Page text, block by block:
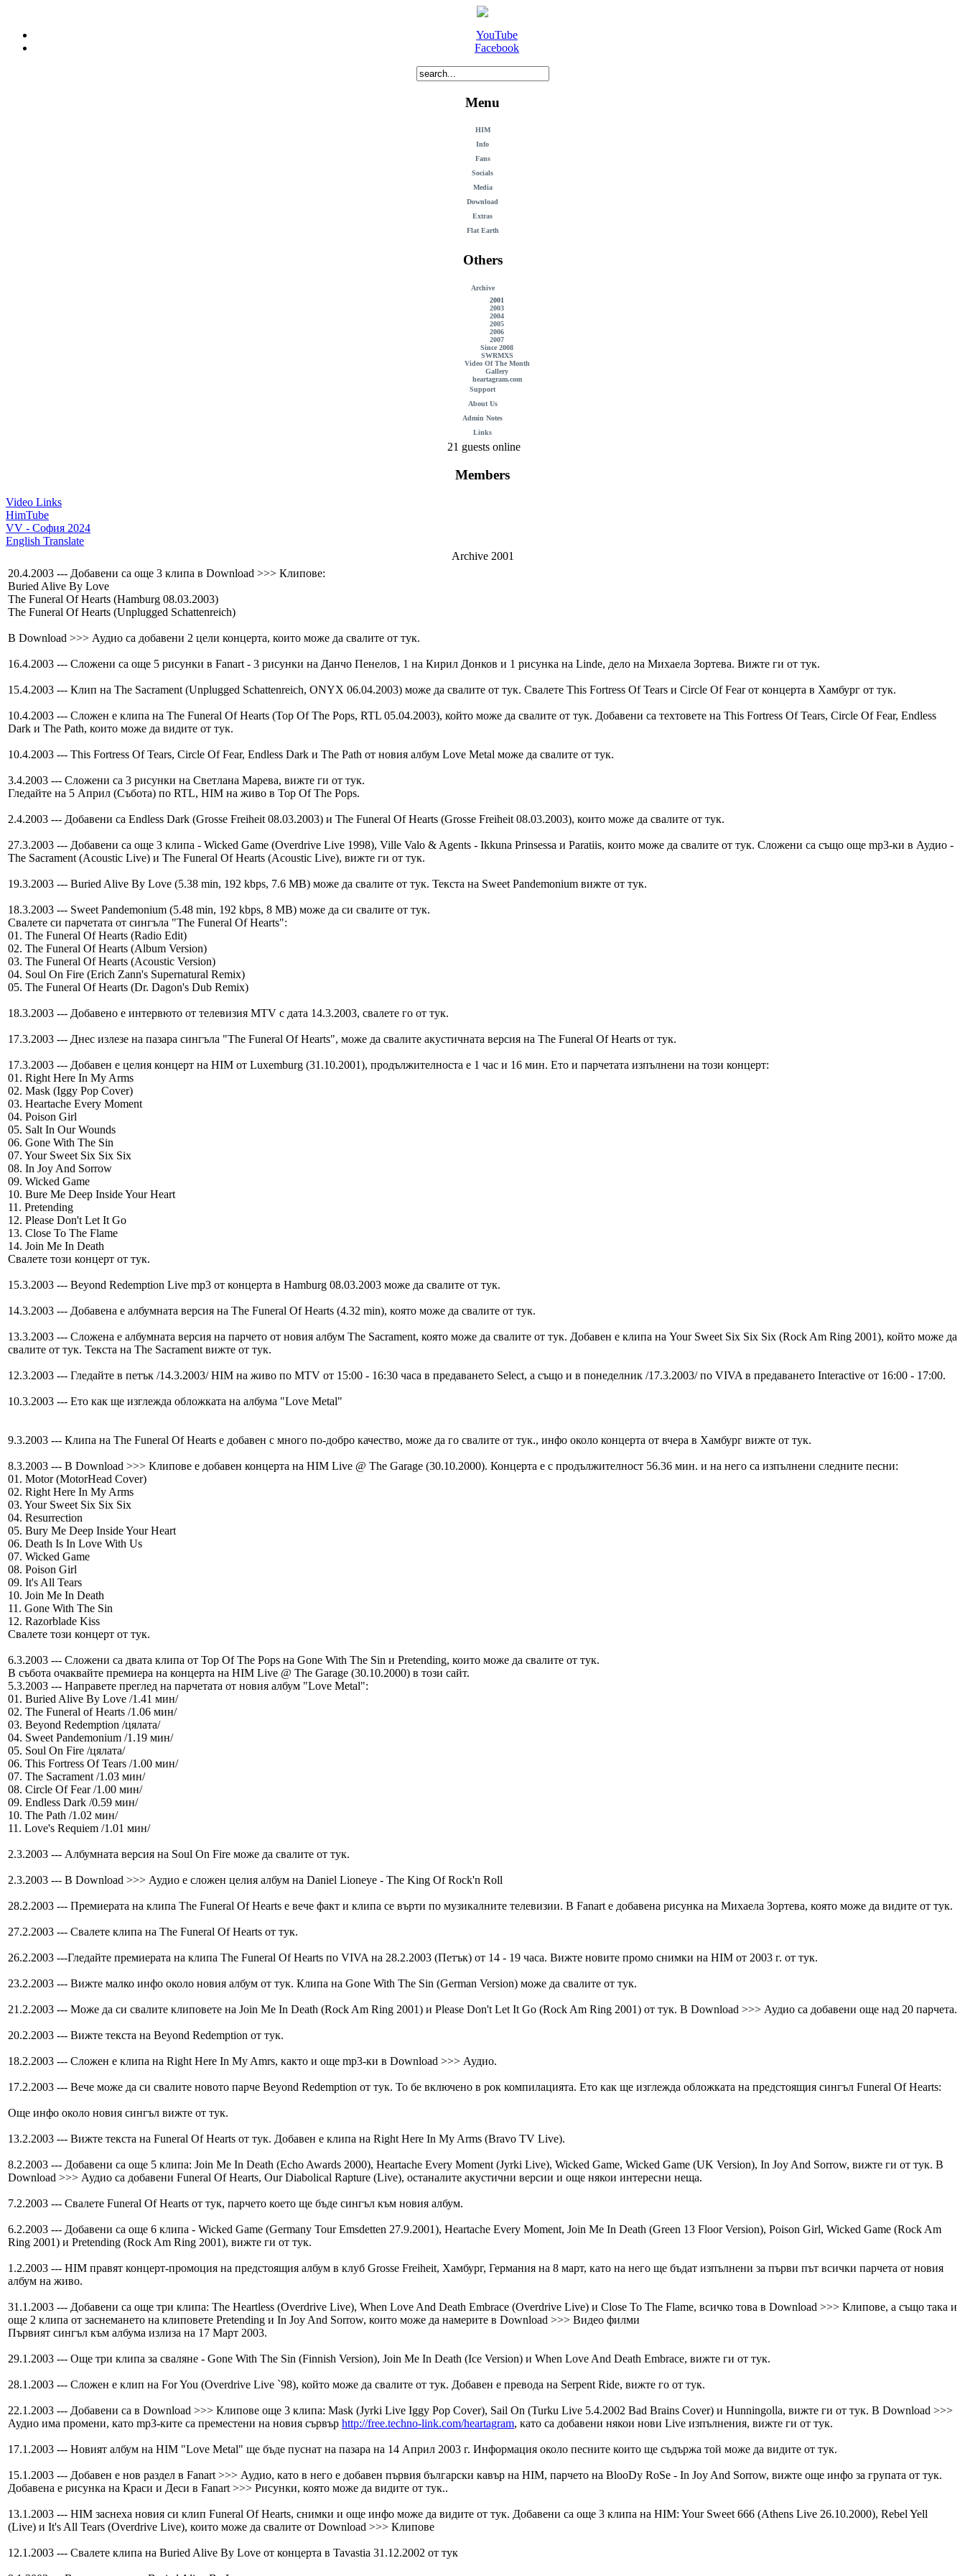
YouTube
Facebook
Menu
HIM
Info
Fans
Socials
Media
Download
Extras
Flat Earth
Others
Archive
2001
2003
2004
2005
2006
2007
Since 2008
SWRMXS
Video Of The Month
Gallery
heartagram.com
Support
About Us
Admin Notes
Links
21 guests online
Members
Video Links
HimTube
VV - София 2024
English Translate
Archive 2001
20.4.2003 --- Добавени са още 3 клипа в Download >>> Клипове:
Buried Alive By Love
The Funeral Of Hearts (Hamburg 08.03.2003)
The Funeral Of Hearts (Unplugged Schattenreich)
В Download >>> Аудио са добавени 2 цели концерта, които може да свалите от тук.
16.4.2003 --- Сложени са още 5 рисунки в Fanart - 3 рисунки на Данчо Пенелов, 1 на Кирил Донков и 1 рисунка на Linde, дело на Михаела Зортева. Вижте ги от тук.
15.4.2003 --- Клип на The Sacrament (Unplugged Schattenreich, ONYX 06.04.2003) може да свалите от тук. Свалете This Fortress Of Tears и Circle Of Fear от концерта в Хамбург от тук.
10.4.2003 --- Сложен е клипа на The Funeral Of Hearts (Top Of The Pops, RTL 05.04.2003), който може да свалите от тук. Добавени са техтовете на This Fortress Of Tears, Circle Of Fear, Endless
Dark и The Path, които може да видите от тук.
10.4.2003 --- This Fortress Of Tears, Circle Of Fear, Endless Dark и The Path от новия албум Love Metal може да свалите от тук.
3.4.2003 --- Сложени са 3 рисунки на Светлана Марева, вижте ги от тук.
Гледайте на 5 Април (Събота) по RTL, HIM на живо в Top Of The Pops.
2.4.2003 --- Добавени са Endless Dark (Grosse Freiheit 08.03.2003) и The Funeral Of Hearts (Grosse Freiheit 08.03.2003), които може да свалите от тук.
27.3.2003 --- Добавени са още 3 клипа - Wicked Game (Overdrive Live 1998), Ville Valo & Agents - Ikkuna Prinsessa и Paratiis, които може да свалите от тук. Сложени са също още mp3-ки в Аудио -
The Sacrament (Acoustic Live) и The Funeral Of Hearts (Acoustic Live), вижте ги от тук.
19.3.2003 --- Buried Alive By Love (5.38 min, 192 kbps, 7.6 MB) може да свалите от тук. Текста на Sweet Pandemonium вижте от тук.
18.3.2003 --- Sweet Pandemonium (5.48 min, 192 kbps, 8 MB) може да си свалите от тук.
Свалете си парчетата от сингъла "The Funeral Of Hearts":
01. The Funeral Of Hearts (Radio Edit)
02. The Funeral Of Hearts (Album Version)
03. The Funeral Of Hearts (Acoustic Version)
04. Soul On Fire (Erich Zann's Supernatural Remix)
05. The Funeral Of Hearts (Dr. Dagon's Dub Remix)
18.3.2003 --- Добавено е интервюто от телевизия MTV с дата 14.3.2003, свалете го от тук.
17.3.2003 --- Днес излезе на пазара сингъла "The Funeral Of Hearts", може да свалите акустичната версия на The Funeral Of Hearts от тук.
17.3.2003 --- Добавен е целия концерт на HIM от Luxemburg (31.10.2001), продължителноста е 1 час и 16 мин. Ето и парчетата изпълнени на този концерт:
01. Right Here In My Arms
02. Mask (Iggy Pop Cover)
03. Heartache Every Moment
04. Poison Girl
05. Salt In Our Wounds
06. Gone With The Sin
07. Your Sweet Six Six Six
08. In Joy And Sorrow
09. Wicked Game
10. Bure Me Deep Inside Your Heart
11. Pretending
12. Please Don't Let It Go
13. Close To The Flame
14. Join Me In Death
Свалете този концерт от тук.
15.3.2003 --- Beyond Redemption Live mp3 от концерта в Hamburg 08.03.2003 може да свалите от тук.
14.3.2003 --- Добавена е албумната версия на The Funeral Of Hearts (4.32 min), която може да свалите от тук.
13.3.2003 --- Сложена е албумната версия на парчето от новия албум The Sacrament, която може да свалите от тук. Добавен е клипа на Your Sweet Six Six Six (Rock Am Ring 2001), който може да
свалите от тук. Текста на The Sacrament вижте от тук.
12.3.2003 --- Гледайте в петък /14.3.2003/ HIM на живо по MTV от 15:00 - 16:30 часа в предаването Select, а също и в понеделник /17.3.2003/ по VIVA в предаването Interactive от 16:00 - 17:00.
10.3.2003 --- Ето как ще изглежда обложката на албума "Love Metal"
9.3.2003 --- Клипа на The Funeral Of Hearts е добавен с много по-добро качество, може да го свалите от тук., инфо около концерта от вчера в Хамбург вижте от тук.
8.3.2003 --- В Download >>> Клипове е добавен концерта на HIM Live @ The Garage (30.10.2000). Концерта е с продължителност 56.36 мин. и на него са изпълнени следните песни:
01. Motor (MotorHead Cover)
02. Right Here In My Arms
03. Your Sweet Six Six Six
04. Resurrection
05. Bury Me Deep Inside Your Heart
06. Death Is In Love With Us
07. Wicked Game
08. Poison Girl
09. It's All Tears
10. Join Me In Death
11. Gone With The Sin
12. Razorblade Kiss
Свалете този концерт от тук.
6.3.2003 --- Сложени са двата клипа от Top Of The Pops на Gone With The Sin и Pretending, които може да свалите от тук.
В събота очаквайте премиера на концерта на HIM Live @ The Garage (30.10.2000) в този сайт.
5.3.2003 --- Направете преглед на парчетата от новия албум "Love Metal":
01. Buried Alive By Love /1.41 мин/
02. The Funeral of Hearts /1.06 мин/
03. Beyond Redemption /цялата/
04. Sweet Pandemonium /1.19 мин/
05. Soul On Fire /цялата/
06. This Fortress Of Tears /1.00 мин/
07. The Sacrament /1.03 мин/
08. Circle Of Fear /1.00 мин/
09. Endless Dark /0.59 мин/
10. The Path /1.02 мин/
11. Love's Requiem /1.01 мин/
2.3.2003 --- Албумната версия на Soul On Fire може да свалите от тук.
2.3.2003 --- В Download >>> Аудио е сложен целия албум на Daniel Lioneye - The King Of Rock'n Roll
28.2.2003 --- Премиерата на клипа The Funeral Of Hearts е вече факт и клипа се върти по музикалните телевизии. В Fanart е добавена рисунка на Михаела Зортева, която може да видите от тук.
27.2.2003 --- Свалете клипа на The Funeral Of Hearts от тук.
26.2.2003 ---Гледайте премиерата на клипа The Funeral Of Hearts по VIVA на 28.2.2003 (Петък) от 14 - 19 часа. Вижте новите промо снимки на HIM от 2003 г. от тук.
23.2.2003 --- Вижте малко инфо около новия албум от тук. Клипа на Gone With The Sin (German Version) може да свалите от тук.
21.2.2003 --- Може да си свалите клиповете на Join Me In Death (Rock Am Ring 2001) и Please Don't Let It Go (Rock Am Ring 2001) от тук. В Download >>> Аудио са добавени още над 20 парчета.
20.2.2003 --- Вижте текста на Beyond Redemption от тук.
18.2.2003 --- Сложен е клипа на Right Here In My Amrs, както и още mp3-ки в Download >>> Аудио.
17.2.2003 --- Вече може да си свалите новото парче Beyond Redemption от тук. То бе включено в рок компилацията. Ето как ще изглежда обложката на предстоящия сингъл Funeral Of Hearts:
Още инфо около новия сингъл вижте от тук.
13.2.2003 --- Вижте текста на Funeral Of Hearts от тук. Добавен е клипа на Right Here In My Arms (Bravo TV Live).
8.2.2003 --- Добавени са още 5 клипа: Join Me In Death (Echo Awards 2000), Heartache Every Moment (Jyrki Live), Wicked Game, Wicked Game (UK Version), In Joy And Sorrow, вижте ги от тук. В
Download >>> Аудио са добавени Funeral Of Hearts, Our Diabolical Rapture (Live), останалите акустични версии и още някои интересни неща.
7.2.2003 --- Свалете Funeral Of Hearts от тук, парчето което ще бъде сингъл към новия албум.
6.2.2003 --- Добавени са още 6 клипа - Wicked Game (Germany Tour Emsdetten 27.9.2001), Heartache Every Moment, Join Me In Death (Green 13 Floor Version), Poison Girl, Wicked Game (Rock Am
Ring 2001) и Pretending (Rock Am Ring 2001), вижте ги от тук.
1.2.2003 --- HIM правят концерт-промоция на предстоящия албум в клуб Grosse Freiheit, Хамбург, Германия на 8 март, като на него ще бъдат изпълнени за първи път всички парчета от новия
албум на живо.
31.1.2003 --- Добавени са още три клипа: The Heartless (Overdrive Live), When Love And Death Embrace (Overdrive Live) и Close To The Flame, всичко това в Download >>> Клипове, а също така и
още 2 клипа от заснемането на клиповете Pretending и In Joy And Sorrow, които може да намерите в Download >>> Видео филми
Първият сингъл към албума излиза на 17 Март 2003.
29.1.2003 --- Още три клипа за сваляне - Gone With The Sin (Finnish Version), Join Me In Death (Ice Version) и When Love And Death Embrace, вижте ги от тук.
28.1.2003 --- Сложен е клип на For You (Overdrive Live `98), който може да свалите от тук. Добавен е превода на Serpent Ride, вижте го от тук.
22.1.2003 --- Добавени са в Download >>> Клипове още 3 клипа: Mask (Jyrki Live Iggy Pop Cover), Sail On (Turku Live 5.4.2002 Bad Brains Cover) и Hunningolla, вижте ги от тук. В Download >>>
Аудио има промени, като mp3-ките са преместени на новия сървър http://free.techno-link.com/heartagram, като са добавени някои нови Live изпълнения, вижте ги от тук.
17.1.2003 --- Новият албум на HIM "Love Metal" ще бъде пуснат на пазара на 14 Април 2003 г. Информация около песните които ще съдържа той може да видите от тук.
15.1.2003 --- Добавен е нов раздел в Fanart >>> Аудио, като в него е добавен първия български кавър на HIM, парчето на BlooDy RoSe - In Joy And Sorrow, вижте още инфо за групата от тук.
Добавена е рисунка на Краси и Деси в Fanart >>> Рисунки, която може да видите от тук..
13.1.2003 --- HIM заснеха новия си клип Funeral Of Hearts, снимки и още инфо може да видите от тук. Добавени са още 3 клипа на HIM: Your Sweet 666 (Athens Live 26.10.2000), Rebel Yell
(Live) и It's All Tears (Overdrive Live), които може да свалите от Download >>> Клипове
12.1.2003 --- Свалете клипа на Buried Alive By Love от концерта в Tavastia 31.12.2002 от тук